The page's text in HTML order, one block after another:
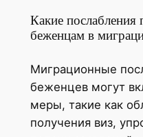
Какие послабления
беженцам в
Миграционные
беженцев могут
меры, такие как
получения виз,